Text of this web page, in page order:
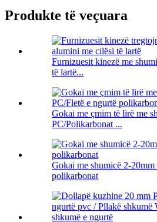
Produkte të veçuara
Furnizuesit kinezë me
të lartë...
Gokai me çmim të lirë me
PC/Polikarbonat ...
Gokai me shumicë 2-
polikarbonat